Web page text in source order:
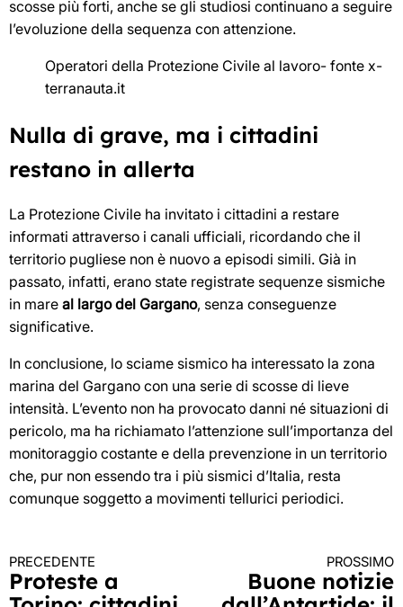
scosse più forti, anche se gli studiosi continuano a seguire
l’evoluzione della sequenza con attenzione.
Operatori della Protezione Civile al lavoro- fonte x-
terranauta.it
Nulla di grave, ma i cittadini
restano in allerta
La Protezione Civile ha invitato i cittadini a restare
informati attraverso i canali ufficiali, ricordando che il
territorio pugliese non è nuovo a episodi simili. Già in
passato, infatti, erano state registrate sequenze sismiche
in mare al largo del Gargano, senza conseguenze
significative.
In conclusione, lo sciame sismico ha interessato la zona
marina del Gargano con una serie di scosse di lieve
intensità. L’evento non ha provocato danni né situazioni di
pericolo, ma ha richiamato l’attenzione sull’importanza del
monitoraggio costante e della prevenzione in un territorio
che, pur non essendo tra i più sismici d’Italia, resta
comunque soggetto a movimenti tellurici periodici.
Continua
PRECEDENTE
Proteste a
PROSSIMO
Buone notizie